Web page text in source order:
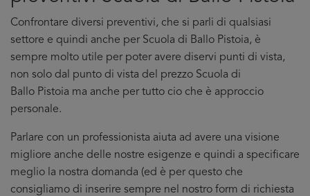
Confrontare diversi preventivi, che si parli di qualsiasi
settore e quindi anche per Scuola di Ballo Pistoia, è
sempre molto utile per poter avere diservi punti di vista,
non solo dal punto di vista del prezzo Scuola di
Ballo Pistoia ma anche per tutto cio che è approccio
personale.
Parlare con un professionista aiuta ad avere una visione
migliore anche delle nostre esigenze e quindi a specificare
meglio la nostra domanda (ed è per questo che
consigliamo di inserire sempre nel nostro form di richiesta